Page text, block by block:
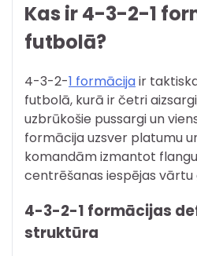
Kas ir 4-3-2-1
futbolā?
4-3-2-1 formācijair
futbolā, kurā ir četri
uzbrūkošie pussargi un
formācija uzsver platumu
komandām izmantot
centrēšanas iespējas vārtu
4-3-2-1 formācijas
struktūra